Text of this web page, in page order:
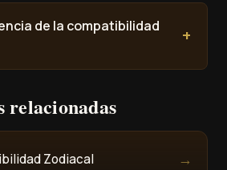
de la compatibilidad
Zodiacal →